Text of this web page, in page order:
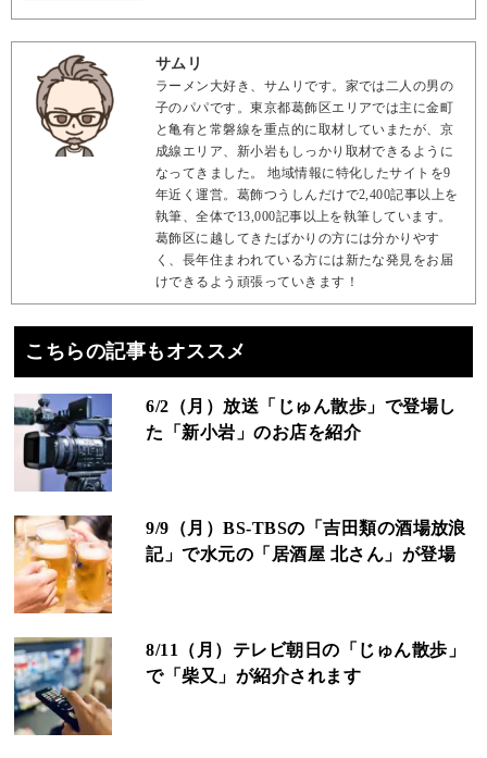
サムリ
ラーメン大好き、サムリです。家では二人の男の
子のパパです。東京都葛飾区エリアでは主に金町
と亀有と常磐線を重点的に取材していまたが、京
成線エリア、新小岩もしっかり取材できるように
なってきました。 地域情報に特化したサイトを9
年近く運営。葛飾つうしんだけで2,400記事以上を
執筆、全体で13,000記事以上を執筆しています。
葛飾区に越してきたばかりの方には分かりやす
く、長年住まわれている方には新たな発見をお届
けできるよう頑張っていきます！
こちらの記事もオススメ
6/2（月）放送「じゅん散歩」で登場し
た「新小岩」のお店を紹介
9/9（月）BS-TBSの「吉田類の酒場放浪
記」で水元の「居酒屋 北さん」が登場
8/11（月）テレビ朝日の「じゅん散歩」
で「柴又」が紹介されます